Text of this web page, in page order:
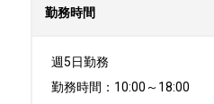
勤務時間
週5日勤務
勤務時間：10:00～18:00